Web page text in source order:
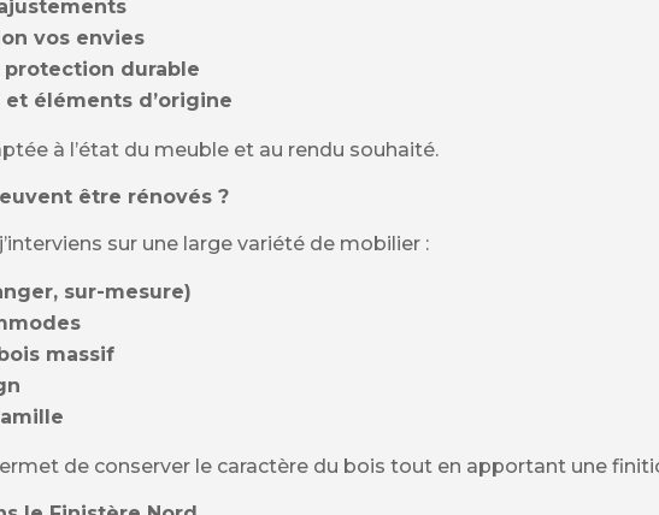
vos envies
durable
éléments d’origine
à l’état du meuble et au rendu souhaité.
être rénovés ?
sur une large variété de mobilier :
sur-mesure)
massif
de conserver le caractère du bois tout en apportant une